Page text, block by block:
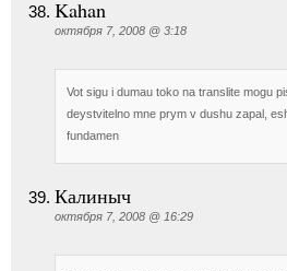
Kahan
октября 7, 2008 @ 3:18
Vot sigu i dumau toko na translite mogu
deystvitelno mne prym v dushu zapal,
fundamen
Калиныч
октября 7, 2008 @ 16:29